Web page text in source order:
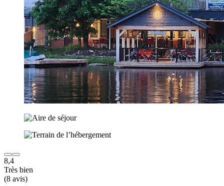
8,4
Très bien
(8 avis)